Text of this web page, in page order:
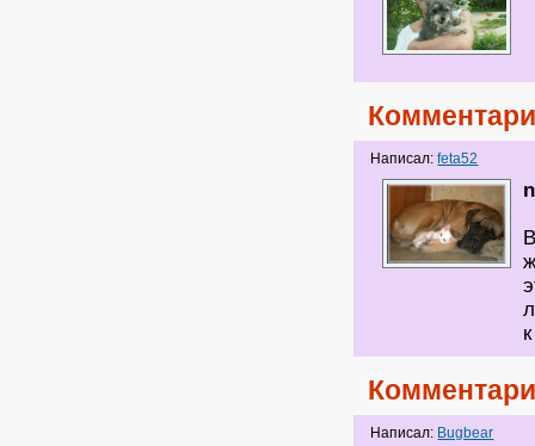
Написал:feta52
Написал: Bugbear